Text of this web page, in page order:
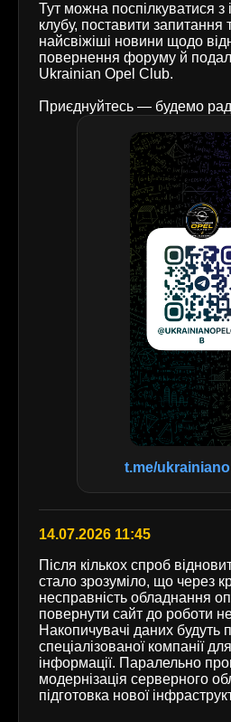
Тут можна поспілкуватися
клубу, поставити запитання
найсвіжіші новини щодо
повернення форуму й
Ukrainian Opel Club.
Приєднуйтесь — будемо
t.me/
14.07.2026 11:45
Після кількох спроб
стало зрозуміло, що через
несправність обладнання
повернути сайт до роботи
Накопичувачі даних будуть
спеціалізованої компанії
інформації. Паралельно
модернізація серверного
підготовка нової